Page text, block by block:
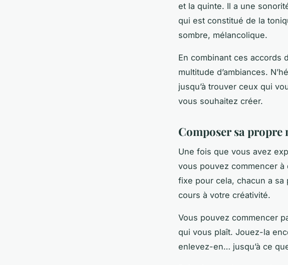
et la quinte. Il a une
qui est constitué de la
sombre, mélancolique.
En combinant ces accords
multitude d’ambiances.
jusqu’à trouver ceux qui
vous souhaitez créer.
Composer sa propre
Une fois que vous avez
vous pouvez commencer à
fixe pour cela, chacun a sa
cours à votre créativité.
Vous pouvez commencer
qui vous plaît. Jouez-la
enlevez-en… jusqu’à ce